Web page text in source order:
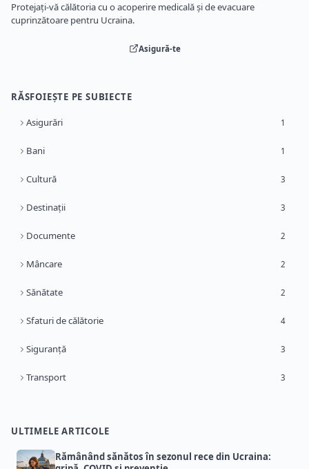
Protejați-vă călătoria cu o acoperire medicală și de evacuare
cuprinzătoare pentru Ucraina.
Asigură-te
RĂSFOIEȘTE PE SUBIECTE
Asigurări 1
Bani 1
Cultură 3
Destinații 3
Documente 2
Mâncare 2
Sănătate 2
Sfaturi de călătorie 4
Siguranță 3
Transport 3
ULTIMELE ARTICOLE
Rămânând sănătos în sezonul rece din Ucraina: